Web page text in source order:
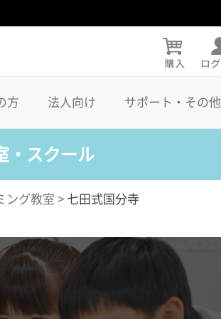
方 法人向け サポート・その他
・スクール
ング教室 > 七田式国分寺